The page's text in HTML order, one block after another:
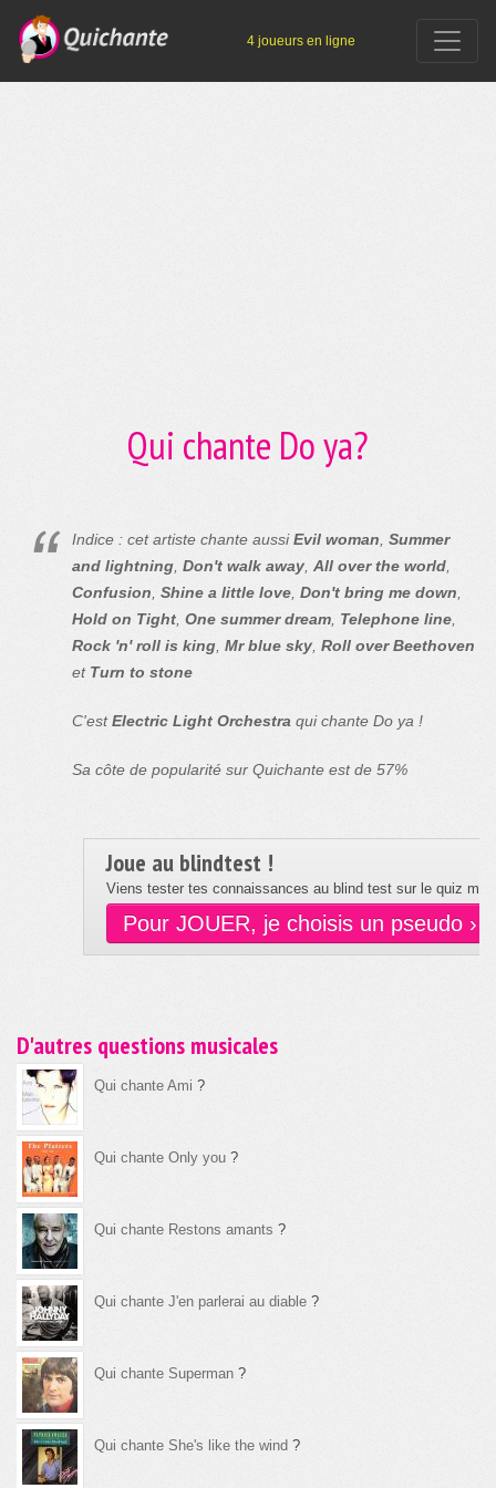
4 joueurs en ligne
Qui chante Do ya?
Indice : cet artiste chante aussiEvil woman Summer
and lightning Don't walk away All over the world
Confusion Shine a little love Don't bring me down
Hold on Tight One summer dream Telephone line
Rock 'n' roll is king Mr blue sky Roll over Beethoven
et Turn to stone
C'estElectric Light Orchestra qui chante Do ya !
Sa côte de popularité sur Quichante est de 57%
Joue au blindtest !
Viens tester tes connaissances au blind test sur le quiz
Pour JOUER, je choisis un pseudo ›
D'autres questions musicales
Qui chante Ami ?
Qui chante Only you ?
Qui chante Restons amants ?
Qui chante J'en parlerai au diable ?
Qui chante Superman ?
Qui chante She's like the wind ?